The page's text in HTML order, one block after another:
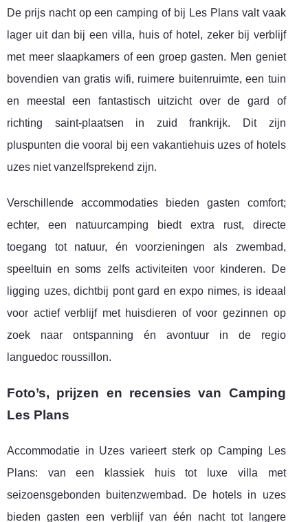
De prijs nacht op een camping of bij Les Plans valt vaak
lager uit dan bij een villa, huis of hotel, zeker bij verblijf
met meer slaapkamers of een groep gasten. Men geniet
bovendien van gratis wifi, ruimere buitenruimte, een tuin
en meestal een fantastisch uitzicht over de gard of
richting saint-plaatsen in zuid frankrijk. Dit zijn
pluspunten die vooral bij een vakantiehuis uzes of hotels
uzes niet vanzelfsprekend zijn.
Verschillende accommodaties bieden gasten comfort;
echter, een natuurcamping biedt extra rust, directe
toegang tot natuur, én voorzieningen als zwembad,
speeltuin en soms zelfs activiteiten voor kinderen. De
ligging uzes, dichtbij pont gard en expo nimes, is ideaal
voor actief verblijf met huisdieren of voor gezinnen op
zoek naar ontspanning én avontuur in de regio
languedoc roussillon.
Foto’s, prijzen en recensies van Camping
Les Plans
Accommodatie in Uzes varieert sterk op Camping Les
Plans: van een klassiek huis tot luxe villa met
seizoensgebonden buitenzwembad. De hotels in uzes
bieden gasten een verblijf van één nacht tot langere